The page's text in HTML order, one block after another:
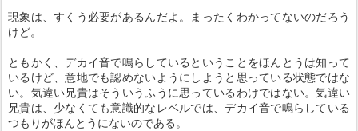
現象は、すくう必要があるんだよ。まったくわかってないのだろう
けど。
ともかく、デカイ音で鳴らしているということをほんとうは知って
いるけど、意地でも認めないようにしようと思っている状態ではな
い。気違い兄貴はそういうふうに思っているわけではない。気違い
兄貴は、少なくても意識的なレベルでは、デカイ音で鳴らしている
つもりがほんとうにないのである。